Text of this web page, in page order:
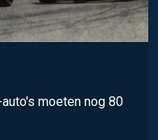
moeten nog 80